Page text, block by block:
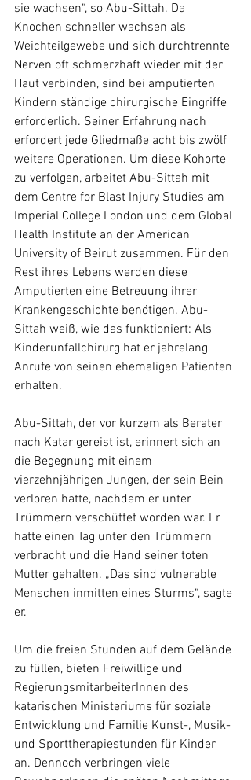
sie wachsen“, so Abu-Sittah. Da
Knochen schneller wachsen als
Weichteilgewebe und sich durchtrennte
Nerven oft schmerzhaft wieder mit der
Haut verbinden, sind bei amputierten
Kindern ständige chirurgische Eingriffe
erforderlich. Seiner Erfahrung nach
erfordert jede Gliedmaße acht bis zwölf
weitere Operationen. Um diese Kohorte
zu verfolgen, arbeitet Abu-Sittah mit
dem Centre for Blast Injury Studies am
Imperial College London und dem Global
Health Institute an der American
University of Beirut zusammen. Für den
Rest ihres Lebens werden diese
Amputierten eine Betreuung ihrer
Krankengeschichte benötigen. Abu-
Sittah weiß, wie das funktioniert: Als
Kinderunfallchirurg hat er jahrelang
Anrufe von seinen ehemaligen Patienten
erhalten.
Abu-Sittah, der vor kurzem als Berater
nach Katar gereist ist, erinnert sich an
die Begegnung mit einem
vierzehnjährigen Jungen, der sein Bein
verloren hatte, nachdem er unter
Trümmern verschüttet worden war. Er
hatte einen Tag unter den Trümmern
verbracht und die Hand seiner toten
Mutter gehalten. „Das sind vulnerable
Menschen inmitten eines Sturms“, sagte
er.
Um die freien Stunden auf dem Gelände
zu füllen, bieten Freiwillige und
RegierungsmitarbeiterInnen des
katarischen Ministeriums für soziale
Entwicklung und Familie Kunst-, Musik-
und Sporttherapiestunden für Kinder
an. Dennoch verbringen viele